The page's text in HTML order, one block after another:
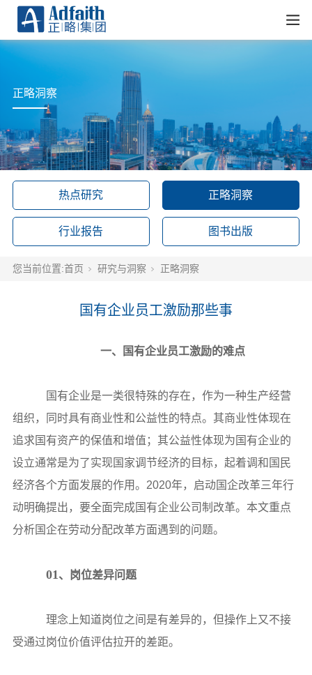
正略洞察
热点研究 正略洞察
行业报告 图书出版
您当前位置:首页 研究与洞察 正略洞察
国有企业员工激励那些事
一、国有企业员工激励的难点
国有企业是一类很特殊的存在，作为一种生产经营
组织，同时具有商业性和公益性的特点。其商业性体现在
追求国有资产的保值和增值；其公益性体现为国有企业的
设立通常是为了实现国家调节经济的目标，起着调和国民
经济各个方面发展的作用。2020年，启动国企改革三年行
动明确提出，要全面完成国有企业公司制改革。本文重点
分析国企在劳动分配改革方面遇到的问题。
01 、岗位差异问题
理念上知道岗位之间是有差异的，但操作上又不接
受通过岗位价值评估拉开的差距。